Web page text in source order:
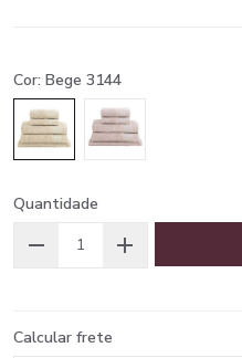
Cor: Bege 3144
Quantidade
Calcular frete